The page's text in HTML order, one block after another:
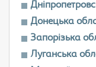
Донецька
Запорізька
Луганська